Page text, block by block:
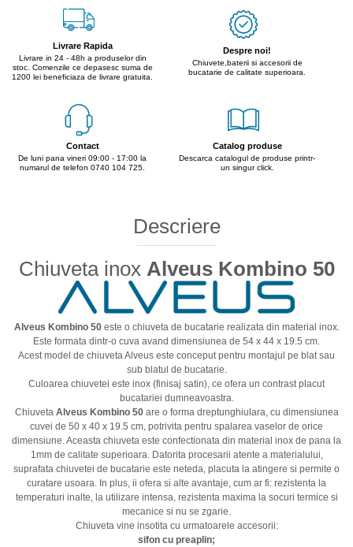
Livrare Rapida
Livrare in 24 - 48h a produselor din
stoc. Comenzile ce depasesc suma de
1200 lei beneficiaza de livrare gratuita.
Despre noi!
Chiuvete,baterii si accesorii de
bucatarie de calitate superioara.
Contact
De luni pana vineri 09:00 - 17:00 la
numarul de telefon 0740 104 725.
Catalog produse
Descarca catalogul de produse printr-
un singur click.
Descriere
Chiuveta inox Alveus Kombino 50
Alveus Kombino 50 este o chiuveta de bucatarie realizata din material inox.
Este formata dintr-o cuva avand dimensiunea de 54 x 44 x 19.5 cm.
Acest model de chiuveta Alveus este conceput pentru montajul pe blat sau
sub blatul de bucatarie.
Culoarea chiuvetei este inox (finisaj satin), ce ofera un contrast placut
bucatariei dumneavoastra.
Chiuveta Alveus Kombino 50 are o forma dreptunghiulara, cu dimensiunea
cuvei de 50 x 40 x 19.5 cm, potrivita pentru spalarea vaselor de orice
dimensiune. Aceasta chiuveta este confectionata din material inox de pana la
1mm de calitate superioara. Datorita procesarii atente a materialului,
suprafata chiuvetei de bucatarie este neteda, placuta la atingere si permite o
curatare usoara. In plus, ii ofera si alte avantaje, cum ar fi: rezistenta la
temperaturi inalte, la utilizare intensa, rezistenta maxima la socuri termice si
mecanice si nu se zgarie.
Chiuveta vine insotita cu urmatoarele accesorii:
sifon cu preaplin;